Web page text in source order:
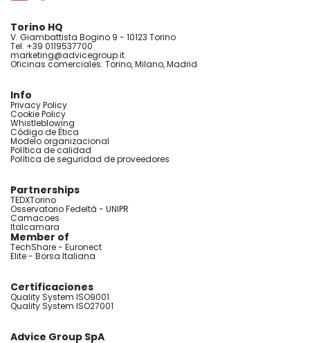
Torino HQ
V. Giambattista Bogino 9 - 10123 Torino
Tel. +39 0119537700
marketing@advicegroup.it
Oficinas comerciales: Torino, Milano, Madrid
Info
Privacy Policy
Cookie Policy
Whistleblowing
Código de Ética
Modelo organizacional
Política de calidad
Política de seguridad de proveedores
Partnerships
TEDXTorino
Osservatorio Fedeltà - UNIPR
Camacoes
Italcamara
Member of
TechShare - Euronect
Elite - Borsa Italiana
Certificaciones
Quality System ISO9001
Quality System ISO27001
Advice Group SpA